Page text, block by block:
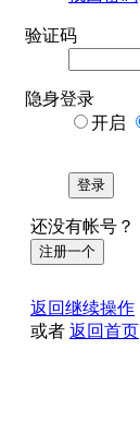
验证码
隐身登录
开启
登录
还没有帐号？
注册一个
返回继续操作
或者 返回首页